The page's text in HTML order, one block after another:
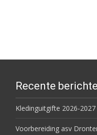
Recente
Kledinguitgifte 2026-2027
Voorbereiding asv